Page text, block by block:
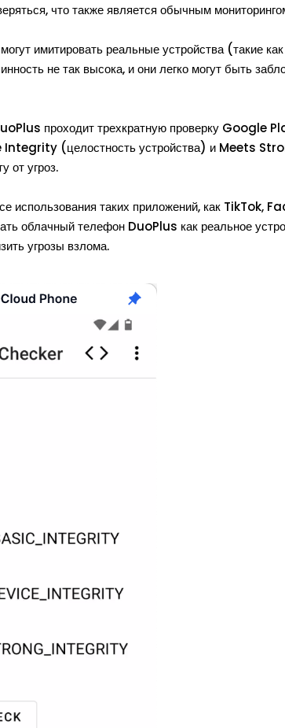
что также является обычным
имитировать реальные устройства (такие
не так высока, и они легко могут быть
проходит трехкратную проверку
Integrity (целостность устройства) и Meets
от угроз.
использования таких приложений, как TikTok,
облачный телефон DuoPlus как реальное
угрозы взлома.